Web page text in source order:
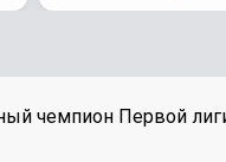
чемпион Первой